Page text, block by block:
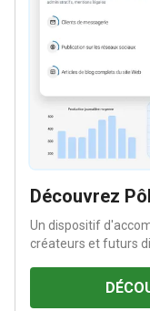
Découvrez
Un dispositif
créateurs et futurs